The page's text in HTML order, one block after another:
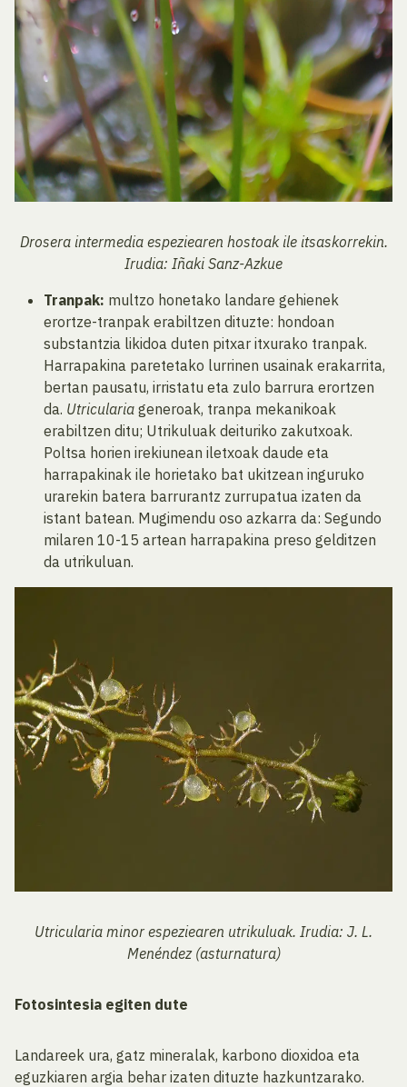
Drosera intermedia espeziearen hostoak ile itsaskorrekin.
Irudia: Iñaki Sanz-Azkue
Tranpak: multzo honetako landare gehienek
erortze-tranpak erabiltzen dituzte: hondoan
substantzia likidoa duten pitxar itxurako tranpak.
Harrapakina paretetako lurrinen usainak erakarrita,
bertan pausatu, irristatu eta zulo barrura erortzen
da. Utricularia generoak, tranpa mekanikoak
erabiltzen ditu; Utrikuluak deituriko zakutxoak.
Poltsa horien irekiunean iletxoak daude eta
harrapakinak ile horietako bat ukitzean inguruko
urarekin batera barrurantz zurrupatua izaten da
istant batean. Mugimendu oso azkarra da: Segundo
milaren 10-15 artean harrapakina preso gelditzen
da utrikuluan.
Utricularia minor espeziearen utrikuluak. Irudia: J. L.
Menéndez (asturnatura)
Fotosintesia egiten dute
Landareek ura, gatz mineralak, karbono dioxidoa eta
eguzkiaren argia behar izaten dituzte hazkuntzarako.